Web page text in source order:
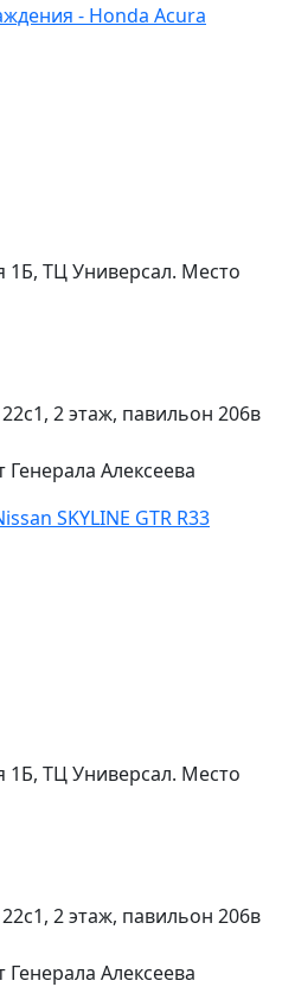
- Honda Acura
1Б, ТЦ Универсал. Место
2 этаж, павильон 206в
Генерала Алексеева
SKYLINE GTR R33
1Б, ТЦ Универсал. Место
2 этаж, павильон 206в
Генерала Алексеева